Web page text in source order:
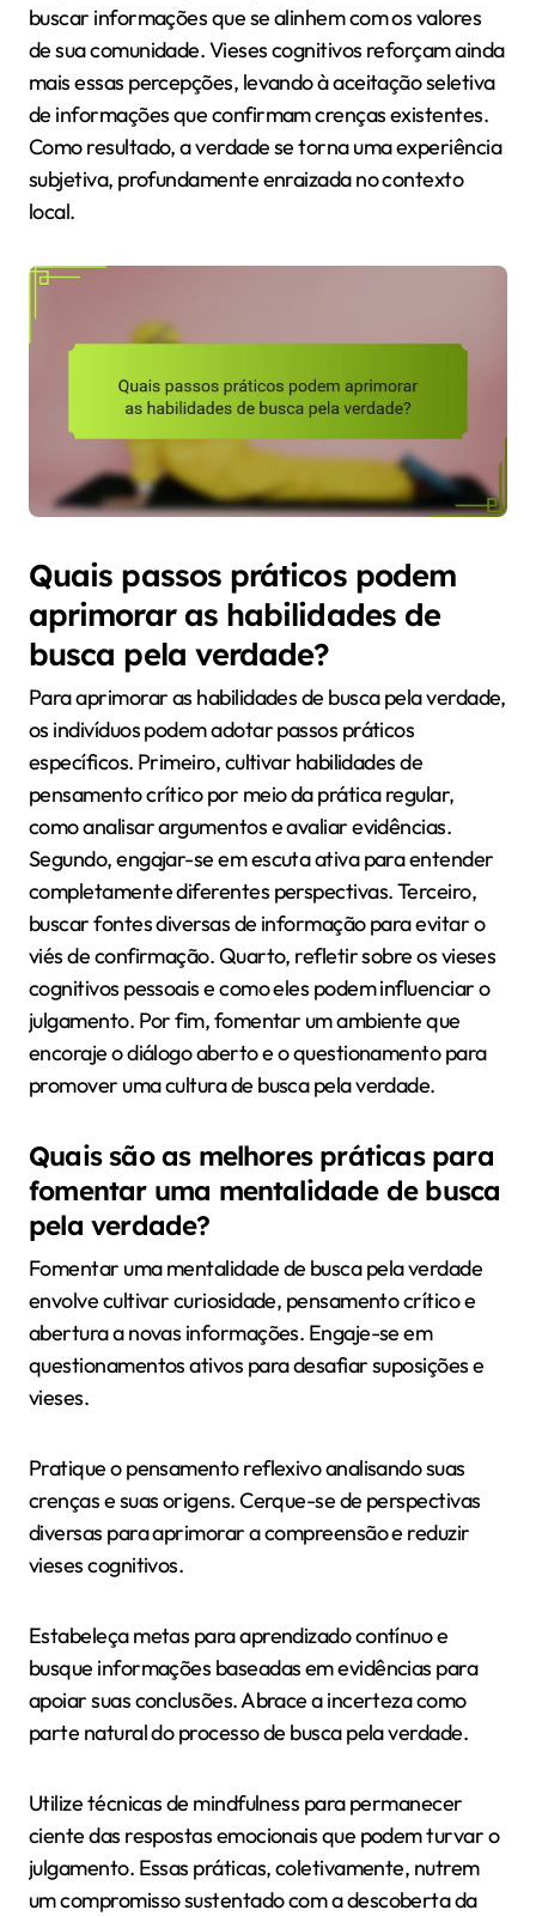
buscar informações que se alinhem com os valores
de sua comunidade. Vieses cognitivos reforçam ainda
mais essas percepções, levando à aceitação seletiva
de informações que confirmam crenças existentes.
Como resultado, a verdade se torna uma experiência
subjetiva, profundamente enraizada no contexto
local.
Quais passos práticos podem
aprimorar as habilidades de
busca pela verdade?
Para aprimorar as habilidades de busca pela verdade,
os indivíduos podem adotar passos práticos
específicos. Primeiro, cultivar habilidades de
pensamento crítico por meio da prática regular,
como analisar argumentos e avaliar evidências.
Segundo, engajar-se em escuta ativa para entender
completamente diferentes perspectivas. Terceiro,
buscar fontes diversas de informação para evitar o
viés de confirmação. Quarto, refletir sobre os vieses
cognitivos pessoais e como eles podem influenciar o
julgamento. Por fim, fomentar um ambiente que
encoraje o diálogo aberto e o questionamento para
promover uma cultura de busca pela verdade.
Quais são as melhores práticas para
fomentar uma mentalidade de busca
pela verdade?
Fomentar uma mentalidade de busca pela verdade
envolve cultivar curiosidade, pensamento crítico e
abertura a novas informações. Engaje-se em
questionamentos ativos para desafiar suposições e
vieses.
Pratique o pensamento reflexivo analisando suas
crenças e suas origens. Cerque-se de perspectivas
diversas para aprimorar a compreensão e reduzir
vieses cognitivos.
Estabeleça metas para aprendizado contínuo e
busque informações baseadas em evidências para
apoiar suas conclusões. Abrace a incerteza como
parte natural do processo de busca pela verdade.
Utilize técnicas de mindfulness para permanecer
ciente das respostas emocionais que podem turvar o
julgamento. Essas práticas, coletivamente, nutrem
um compromisso sustentado com a descoberta da